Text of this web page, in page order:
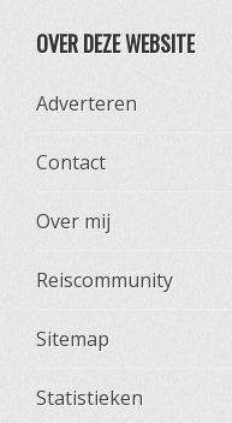
OVER DEZE WEBSITE
Adverteren
Contact
Over mij
Reiscommunity
Sitemap
Statistieken